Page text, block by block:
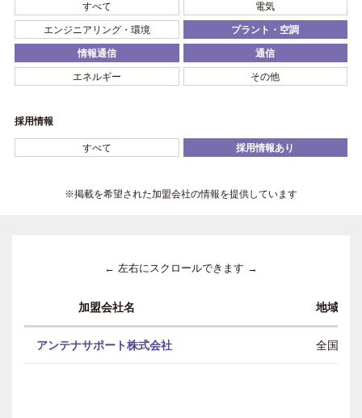
すべて 電気
エンジニアリング・環境 プラント・空調
情報通信 通信
エネルギー その他
採用情報
すべて 採用情報あり
※掲載を希望された加盟会社の情報を提供しています
← 左右にスクロールできます →
加盟会社名 地域
アンテナサポート株式会社 全国